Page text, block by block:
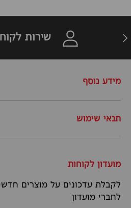
חזרה שירות
מידע נוסף
תנאי שימוש
מועדון לקוחות
לקבלת עדכונים על מוצרים
לחברי מועדון